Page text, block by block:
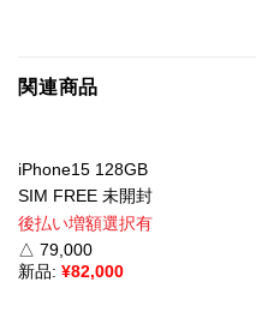
関連商品
iPhone15 128GB
SIM FREE 未開封
後払い増額選択有
△ 79,000
新品: ¥82,000